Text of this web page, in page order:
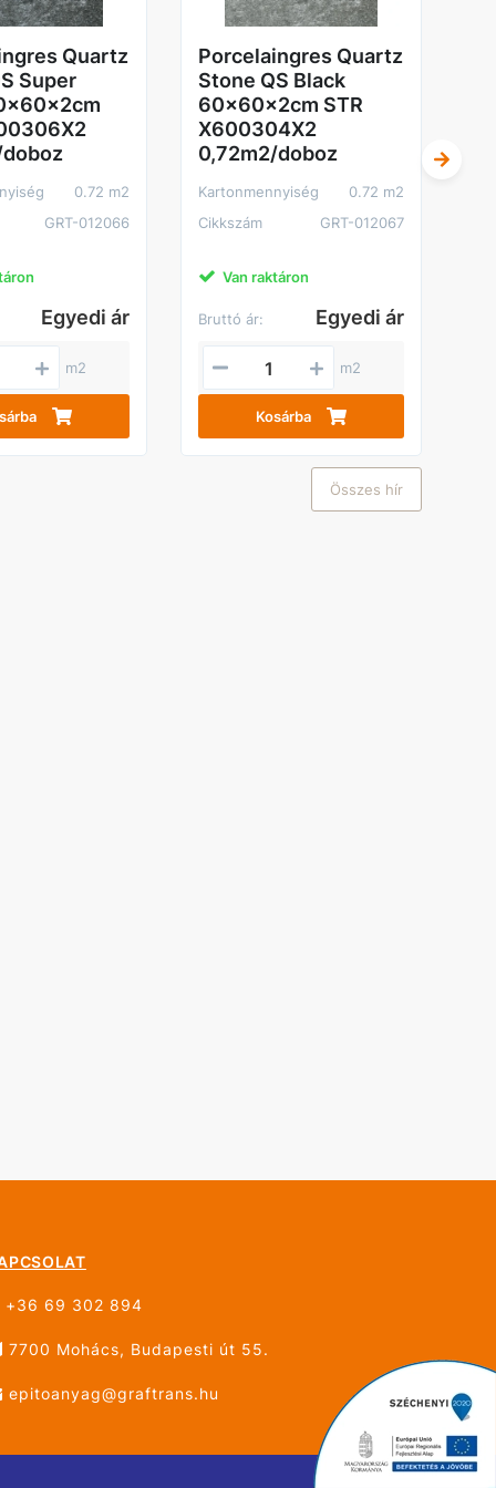
Quartz
Super
0.72 m2
GRT-012066
Egyedi ár
m2
Porcelaingres Quartz
Stone QS Black
60x60x2cm STR
X600304X2
0,72m2/doboz
Kartonmennyiség
0.72 m2
Cikkszám
GRT-012067
Van raktáron
Bruttó ár: Egyedi ár
m2
Kosárba
Összes hír
+36 69 302 894
7700 Mohács, Budapesti út 55.
epitoanyag@graftrans.hu